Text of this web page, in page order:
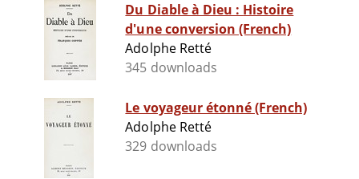
Du Diable à Dieu : Histoire
d'une conversion (French)
Adolphe Retté
345 downloads
Le voyageur étonné (French)
Adolphe Retté
329 downloads